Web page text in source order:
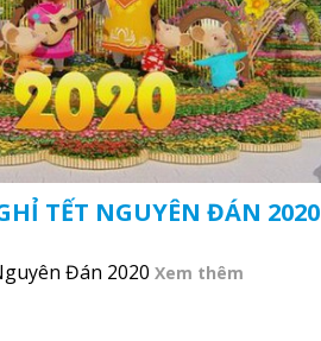
TẾT NGUYÊN ĐÁN 2020
Đán 2020 Xem thêm